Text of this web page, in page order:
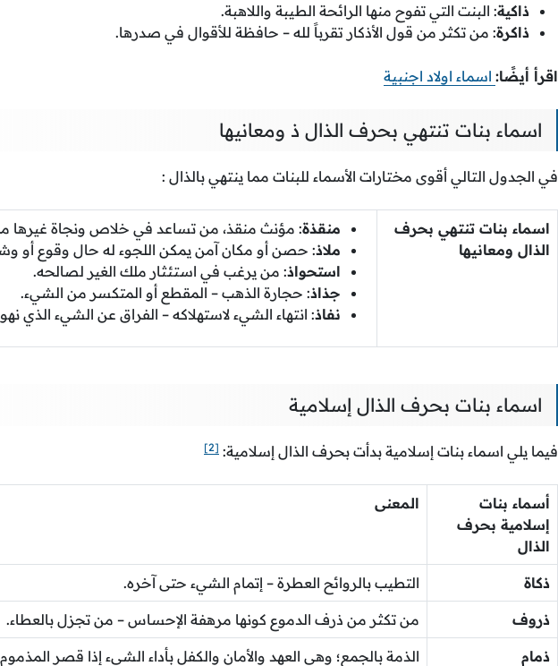
ذاكية: البنت التي تفوح منها الرائحة الطيبة واللاهبة.
ذاكرة: من تكثر من قول الأذكار تقرباً لله – حافظة للأقوال في صدرها.
اقرأ أيضًا: اسماء اولاد اجنبية
اسماء بنات تنتهي بحرف الذال ذ ومعانيها
في الجدول التالي أقوى مختارات الأسماء للبنات مما ينتهي بالذال :
اسماء بنات تنتهي بحرف
الذال ومعانيها
منقذة: مؤنث منقذ، من تساعد في خلاص ونجاة غيرها
ملاذ: حصن أو مكان آمن يمكن اللجوء له حال وقوع أو
استحواذ: من يرغب في استئثار ملك الغير لصالحه.
جذاذ: حجارة الذهب – المقطع أو المتكسر من الشيء.
نفاذ: انتهاء الشيء لاستهلاكه – الفراق عن الشيء الذي
اسماء بنات بحرف الذال إسلامية
فيما يلي اسماء بنات إسلامية بدأت بحرف الذال إسلامية: [2]
أسماء بنات
إسلامية بحرف
الذال
المعنى
ذكاة التطيب بالروائح العطرة – إتمام الشيء حتى آخره.
ذروف من تكثر من ذرف الدموع كونها مرهفة الإحساس – من تجزل بالعطاء.
ذمام الذمة بالجمع؛ وهي العهد والأمان والكفل بأداء الشيء إذا قصر